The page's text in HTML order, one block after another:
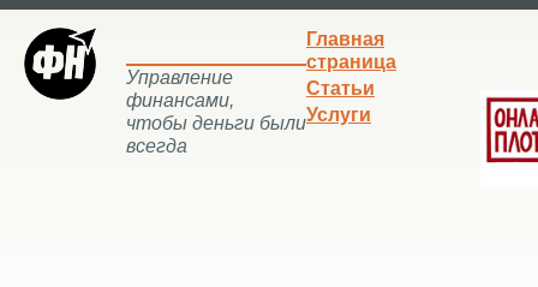
Управление
финансами,
чтобы деньги были
всегда
Главная
страница
Статьи
Услуги